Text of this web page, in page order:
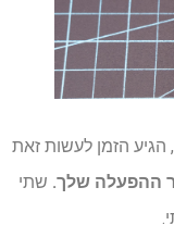
ההפעלה שלך. שתי